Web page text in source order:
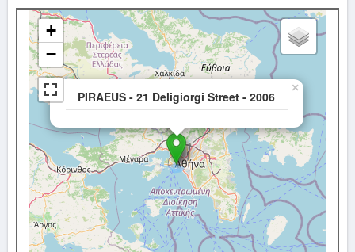
PIRAEUS - 21 Deligiorgi Street - 2006
×
+
−